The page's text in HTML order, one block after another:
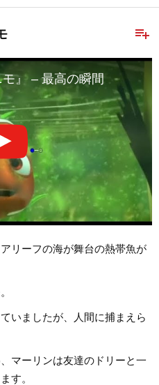
playlist_add
』 – 最高の瞬間
リーフの海が舞台の熱帯魚が
いましたが、人間に捕まえら
マーリンは友達のドリーと一
す。